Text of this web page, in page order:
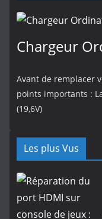
Chargeur
Avant de remplacer
points importants :
(19,6V)
Les plus Vus